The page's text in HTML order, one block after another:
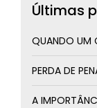
Últimas
QUANDO
PERDA DE
A